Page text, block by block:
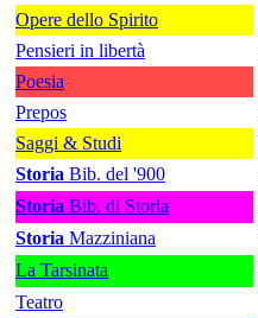
Opere dello Spirito
Pensieri in libertà
Poesia
Prepos
Saggi & Studi
Storia Bib. del '900
Storia Bib. di Storia
Storia Mazziniana
La Tarsinata
Teatro